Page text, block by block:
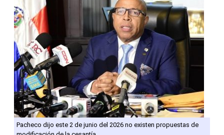
Pacheco dijo este 2 de junio del 2026 no existen propuestas de